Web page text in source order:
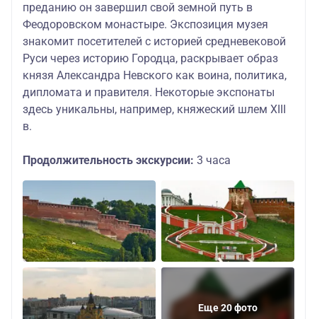
преданию он завершил свой земной путь в
Феодоровском монастыре. Экспозиция музея
знакомит посетителей с историей средневековой
Руси через историю Городца, раскрывает образ
князя Александра Невского как воина, политика,
дипломата и правителя. Некоторые экспонаты
здесь уникальны, например, княжеский шлем XIII
в.
Продолжительность экскурсии: 3 часа
Еще 20 фото